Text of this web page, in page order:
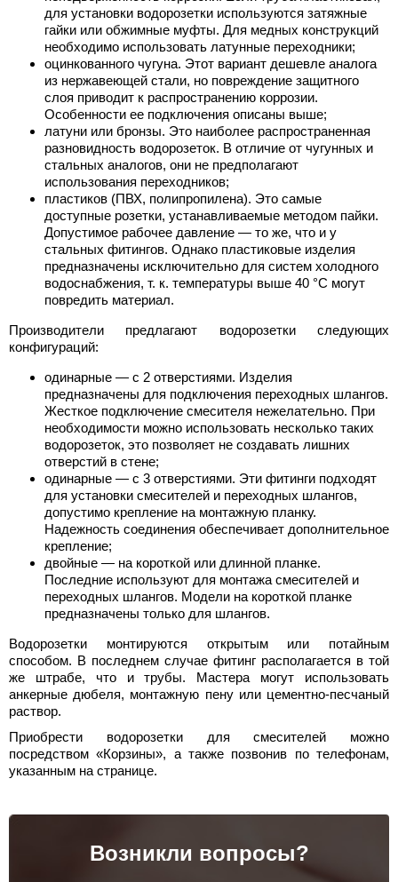
для установки водорозетки используются затяжные
гайки или обжимные муфты. Для медных конструкций
необходимо использовать латунные переходники;
оцинкованного чугуна. Этот вариант дешевле аналога
из нержавеющей стали, но повреждение защитного
слоя приводит к распространению коррозии.
Особенности ее подключения описаны выше;
латуни или бронзы. Это наиболее распространенная
разновидность водорозеток. В отличие от чугунных и
стальных аналогов, они не предполагают
использования переходников;
пластиков (ПВХ, полипропилена). Это самые
доступные розетки, устанавливаемые методом пайки.
Допустимое рабочее давление — то же, что и у
стальных фитингов. Однако пластиковые изделия
предназначены исключительно для систем холодного
водоснабжения, т. к. температуры выше 40 °C могут
повредить материал.
Производители предлагают водорозетки следующих
конфигураций:
одинарные — с 2 отверстиями. Изделия
предназначены для подключения переходных шлангов.
Жесткое подключение смесителя нежелательно. При
необходимости можно использовать несколько таких
водорозеток, это позволяет не создавать лишних
отверстий в стене;
одинарные — с 3 отверстиями. Эти фитинги подходят
для установки смесителей и переходных шлангов,
допустимо крепление на монтажную планку.
Надежность соединения обеспечивает дополнительное
крепление;
двойные — на короткой или длинной планке.
Последние используют для монтажа смесителей и
переходных шлангов. Модели на короткой планке
предназначены только для шлангов.
Водорозетки монтируются открытым или потайным
способом. В последнем случае фитинг располагается в той
же штрабе, что и трубы. Мастера могут использовать
анкерные дюбеля, монтажную пену или цементно-песчаный
раствор.
Приобрести водорозетки для смесителей можно
посредством «Корзины», а также позвонив по телефонам,
указанным на странице.
Возникли вопросы?